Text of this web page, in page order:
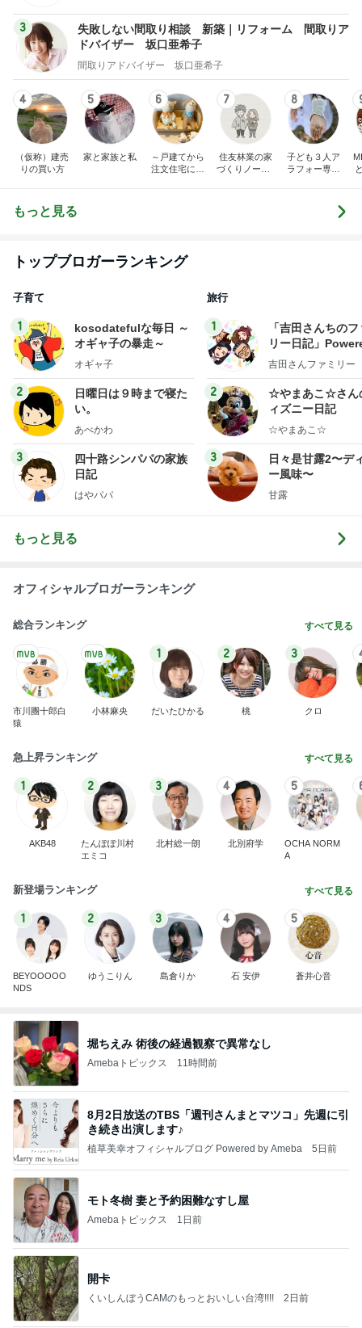
3
失敗しない間取り相談 新築｜リフォーム 間取りア
ドバイザー 坂口亜希子
間取りアドバイザー 坂口亜希子
4
（仮称）建売
りの買い方
5
家と家族と私
6
～戸建てから
注文住宅に住
7
住友林業の家
づくりノート |
8
子ども３人ア
ラフォー専業
もっと見る
トップブロガーランキング
子育て
1
kosodatefulな毎日 ～
オギャ子の暴走～
オギャ子
2
日曜日は９時まで寝た
い。
あべかわ
3
四十路シンパパの家族
日記
はやパパ
旅行
1
「吉田さんちの
リー日記」
y Ameba 吉田さ
ログ
吉田さんファミリー
2
☆やまあこ☆さん
ィズニー日記
☆やまあこ☆
3
日々是甘露2〜デ
ー風味〜
甘露
もっと見る
オフィシャルブロガーランキング
総合ランキング すべて見る
市川團十郎白
猿
小林麻央
1
だいたひかる
2
桃
3
クロ
急上昇ランキング すべて見る
1
AKB48
2
たんぽぽ川村
エミコ
3
北村総一朗
4
北別府学
5
OCHA NORM
A
新登場ランキング すべて見る
1
BEYOOOOO
NDS
2
ゆうこりん
3
島倉りか
4
石 安伊
5
蒼井心音
堀ちえみ 術後の経過観察で異常なし
Amebaトピックス 11時間前
8月2日放送のTBS「週刊さんまとマツコ」先週に引
き続き出演します♪
植草美幸オフィシャルブログ Powered by Ameba 5日前
モト冬樹 妻と予約困難なすし屋
Amebaトピックス 1日前
開卡
くいしんぼうCAMのもっとおいしい台湾!!!! 2日前